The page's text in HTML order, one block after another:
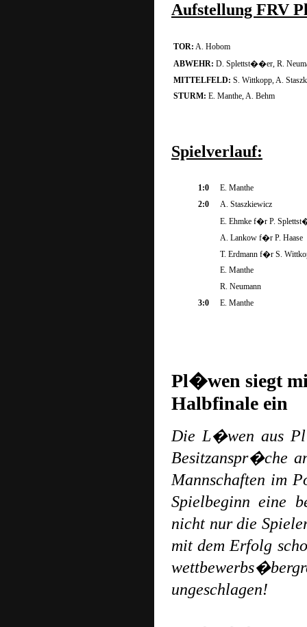
Aufstellung FRV
TOR: A. Hobom
ABWEHR: D. Splettst��er, R.
MITTELFELD: S. Wittkopp, A.
STURM: E. Manthe, A. Behm
Spielverlauf:
1:0
E. Manthe
2:0
A. Staszkiewicz
E. Ehmke f�r P.
A. Lankow f�r P. Haase
T. Erdmann f�r S.
E. Manthe
R. Neumann
3:0
E. Manthe
Pl�wen siegt
Halbfinale ein
Die L�wen aus
Besitzanspr�che
Mannschaften im
Spielbeginn eine
nicht nur die
mit dem Erfolg
ungeschlagen!